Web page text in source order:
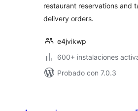
restaurant reservations and
delivery orders.
e4jvikwp
600+ instalaciones
Probado con 7.0.3